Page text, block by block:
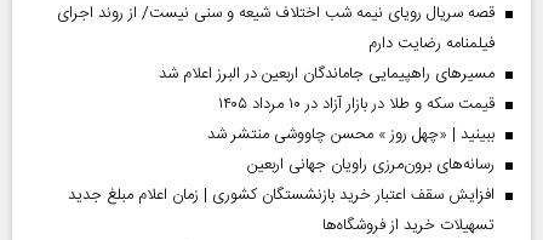
قصه سریال رویای نیمه شب اختلاف شیعه و سنی نیست/ از روند اجرای
فیلمنامه رضایت دارم
مسیر‌های راهپیمایی جاماندگان اربعین در البرز اعلام شد
قیمت سکه و طلا در بازار آزاد در ۱۰ مرداد ۱۴۰۵
ببینید | «چهل روز » محسن چاووشی منتشر شد
رسانه‌های برون‌مرزی راویان جهانی اربعین
افزایش سقف اعتبار خرید بازنشستگان کشوری | زمان اعلام مبلغ جدید
تسهیلات خرید از فروشگاه‌ها